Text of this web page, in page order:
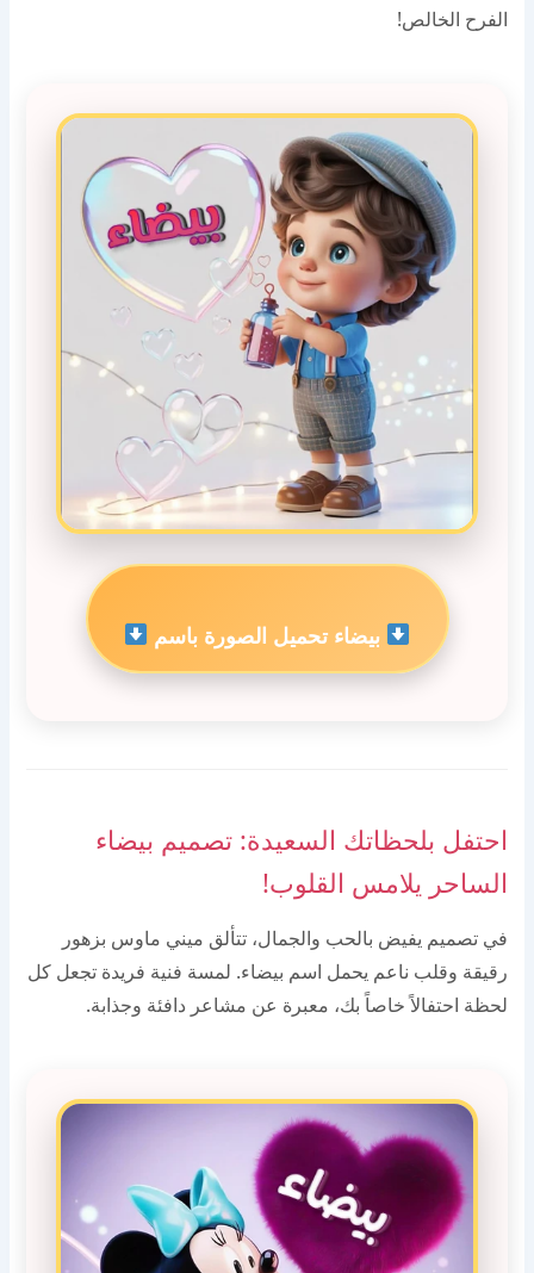
الفرح الخالص!
بيضاء تحميل الصورة باسم
احتفل بلحظاتك السعيدة: تصميم بيضاء
الساحر يلامس القلوب!
في تصميم يفيض بالحب والجمال، تتألق ميني ماوس بزهور
رقيقة وقلب ناعم يحمل اسم بيضاء. لمسة فنية فريدة تجعل كل
لحظة احتفالاً خاصاً بك، معبرة عن مشاعر دافئة وجذابة.